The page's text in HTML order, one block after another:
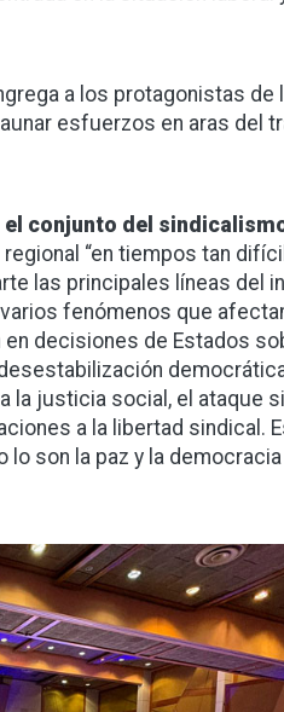
a los protagonistas de
esfuerzos en aras del
el conjunto del
regional “en tiempos tan
las principales líneas del
fenómenos que
decisiones de Estados
la justicia social, el ataque
a la libertad sindical.
son la paz y la democracia